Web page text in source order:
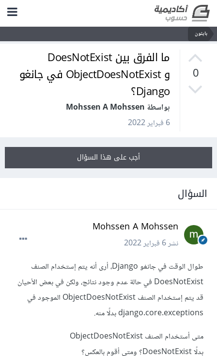
بايثون
0
ما الفرق بين DoesNotExist
و ObjectDoesNotExist في جانغو
Django؟
بواسطة Mohssen A Mohssen
6 فبراير 2022
أجب على هذا السؤال
السؤال
Mohssen A Mohssen
نشر6 فبراير 2022
طوال الوقت في جانغو Django، أرى أنه يتم إستخدام الصنف
DoesNotExist في حالة عدم وجود نتائج، ولكن في بعض الأحيان
قد يتم إستخدام الصنف ObjectDoesNotExist الموجود في
django.core.exceptions بدلًا منه.
متى أستخدام الصنف ObjectDoesNotExist
بدلًا DoesNotExist؟ ومتى أقوم بالعكس؟